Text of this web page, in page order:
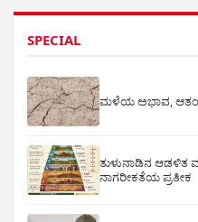
SPECIAL
ಮಳೆಯ ಅಭಾವ,
ತುಳುನಾಡಿನ ಆಡಳಿತ
ನಾಗರೀಕತೆಯ ಪ್ರತೀಕ